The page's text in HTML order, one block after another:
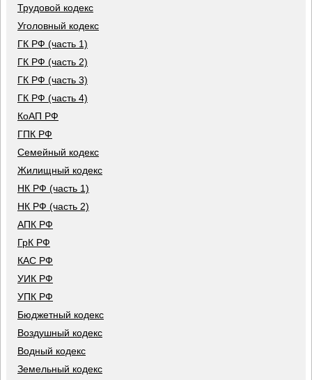
Трудовой кодекс
Уголовный кодекс
ГК РФ (часть 1)
ГК РФ (часть 2)
ГК РФ (часть 3)
ГК РФ (часть 4)
КоАП РФ
ГПК РФ
Семейный кодекс
Жилищный кодекс
НК РФ (часть 1)
НК РФ (часть 2)
АПК РФ
ГрК РФ
КАС РФ
УИК РФ
УПК РФ
Бюджетный кодекс
Воздушный кодекс
Водный кодекс
Земельный кодекс